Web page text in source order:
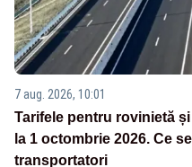
7 aug. 2026, 10:01
Tarifele pentru rovinietă
la 1 octombrie 2026. Ce
transportatori